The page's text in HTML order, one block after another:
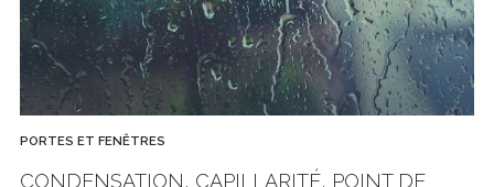
PORTES ET FENÊTRES
CONDENSATION, CAPILLARITÉ, POINT DE